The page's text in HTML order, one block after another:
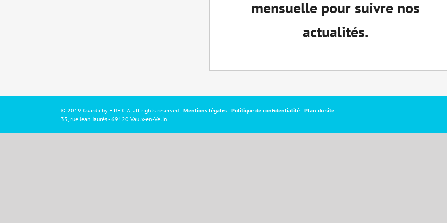
mensuelle pour suivre nos
actualités.
© 2019 Guardii by E.RE.C.A, all rights reserved | Mentions légales | Potitique de confidentialité | Plan du site
33, rue Jean Jaurès - 69120 Vaulx-en-Velin